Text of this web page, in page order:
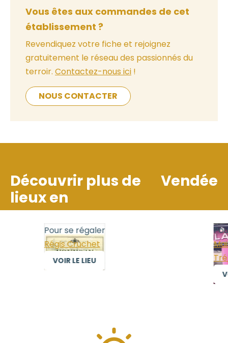
Vous êtes aux commandes de cet
établissement ?
Revendiquez votre fiche et rejoignez
gratuitement le réseau des passionnés du
terroir. Contactez-nous ici !
NOUS CONTACTER
Découvrir plus de
lieux en
Vendée
Pour se régaler
Régis Cruchet
VOIR LE LIEU